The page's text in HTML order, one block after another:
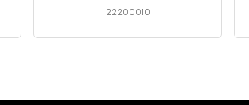
22200010